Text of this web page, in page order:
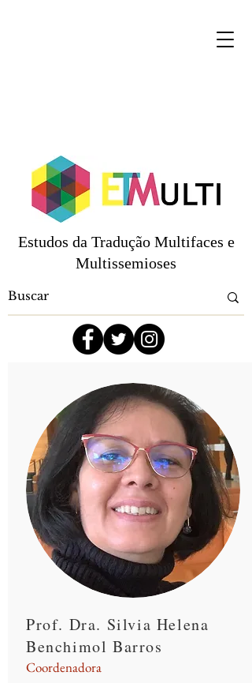
Estudos da Tradução Multifaces e
Multissemioses
Prof. Dra. Silvia Helena
Benchimol Barros
Coordenadora